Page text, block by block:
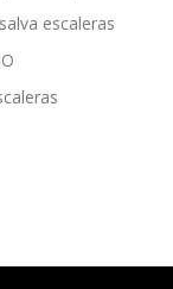
escaleras